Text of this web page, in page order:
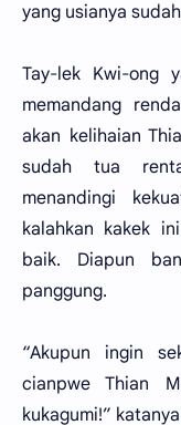
yang usianya
Tay-lek Kwi-ong
memandang
akan kelihaian
sudah tua
menandingi
kalahkan kakek
baik. Diapun
panggung.
“Akupun ingin
cianpwe Thian
kukagumi!”